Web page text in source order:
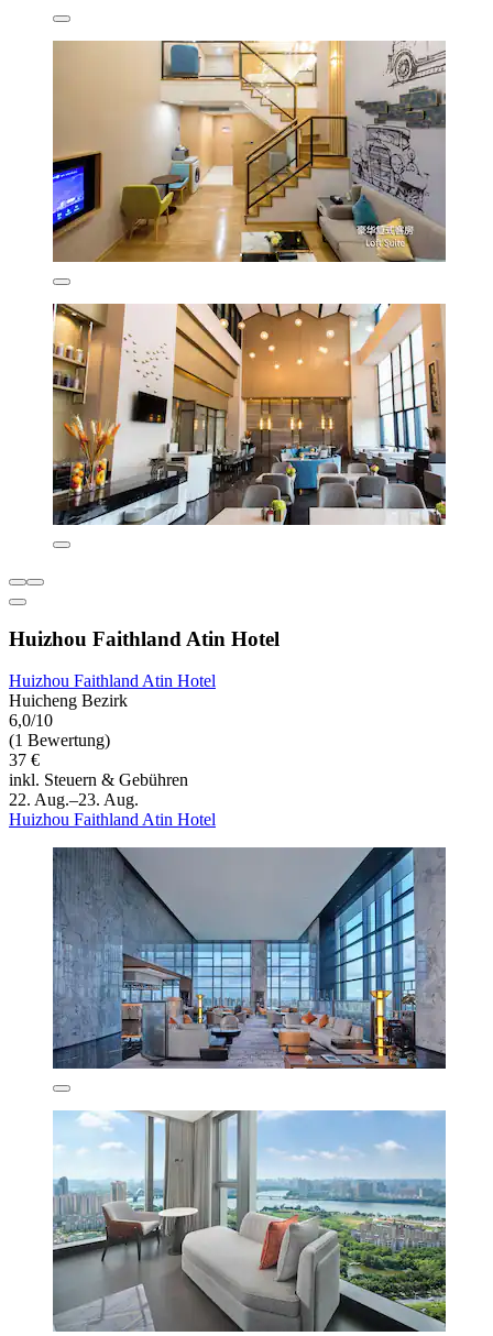
Huizhou Faithland Atin Hotel
Huizhou Faithland Atin Hotel
Huicheng Bezirk
6,0/10
(1 Bewertung)
37 €
inkl. Steuern & Gebühren
22. Aug.–23. Aug.
Huizhou Faithland Atin Hotel